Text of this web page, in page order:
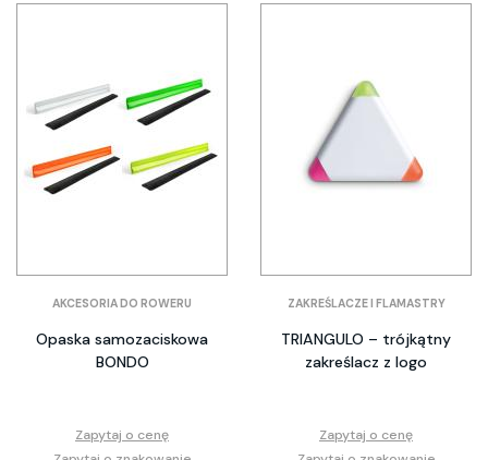
AKCESORIA DO ROWERU
Opaska samozaciskowa
BONDO
Zapytaj o cenę
ZAKREŚLACZE I FLAMASTRY
TRIANGULO – trójkątny
zakreślacz z logo
Zapytaj o cenę